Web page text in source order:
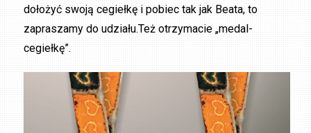
dołożyć swoją cegiełkę i pobiec tak jak Beata, to
zapraszamy do udziału.Też otrzymacie „medal-
cegiełkę”.